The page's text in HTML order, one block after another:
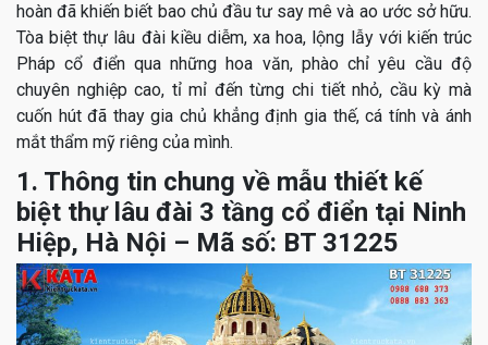
hoàn đã khiến biết bao chủ đầu tư say mê và ao ước sở hữu.
Tòa biệt thự lâu đài kiều diễm, xa hoa, lộng lẫy với kiến trúc
Pháp cổ điển qua những hoa văn, phào chỉ yêu cầu độ
chuyên nghiệp cao, tỉ mỉ đến từng chi tiết nhỏ, cầu kỳ mà
cuốn hút đã thay gia chủ khẳng định gia thế, cá tính và ánh
mắt thẩm mỹ riêng của mình.
1. Thông tin chung về mẫu thiết kế
biệt thự lâu đài 3 tầng cổ điển tại Ninh
Hiệp, Hà Nội – Mã số: BT 31225